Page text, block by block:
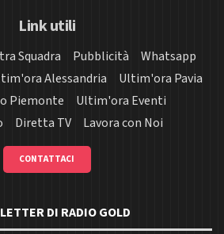
Link utili
Squadra Pubblicità
Whatsapp
Alessandria
Ultim'ora Pavia
Piemonte
Ultim'ora Eventi
Diretta TV Lavora con Noi
CONTATTACI
DI RADIO GOLD